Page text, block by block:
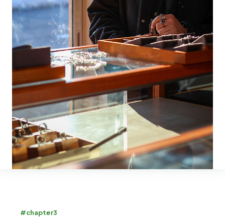
#chapter3